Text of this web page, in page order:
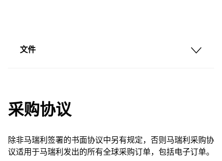
文件
采购协议
除非马瑞利签署的书面协议中另有规定，否则马瑞利采购协
议适用于马瑞利发出的所有全球采购订单，包括电子订单。